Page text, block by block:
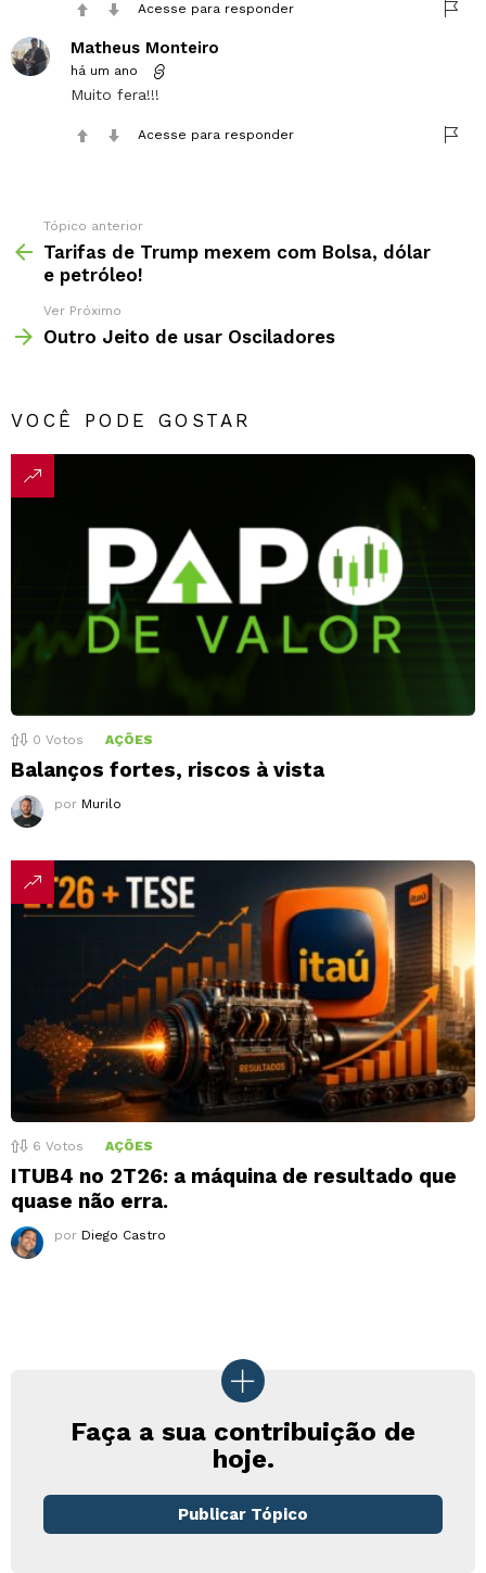
Acesse para responder
Matheus Monteiro
há um ano
Muito fera!!!
Acesse para responder
Tópico anterior
Tarifas de Trump mexem com Bolsa, dólar
e petróleo!
Ver Próximo
Outro Jeito de usar Osciladores
VOCÊ PODE GOSTAR
0 Votos AÇÕES
Balanços fortes, riscos à vista
por Murilo
6 Votos AÇÕES
ITUB4 no 2T26: a máquina de resultado que
quase não erra.
por Diego Castro
Faça a sua contribuição de
hoje.
Publicar Tópico